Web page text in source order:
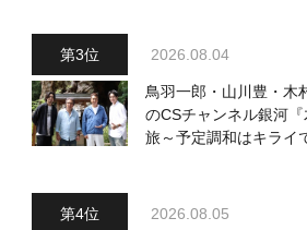
2026.08.04
鳥羽一郎・山川豊・木
のCSチャンネル銀河
旅～予定調和はキラ
2026.08.05